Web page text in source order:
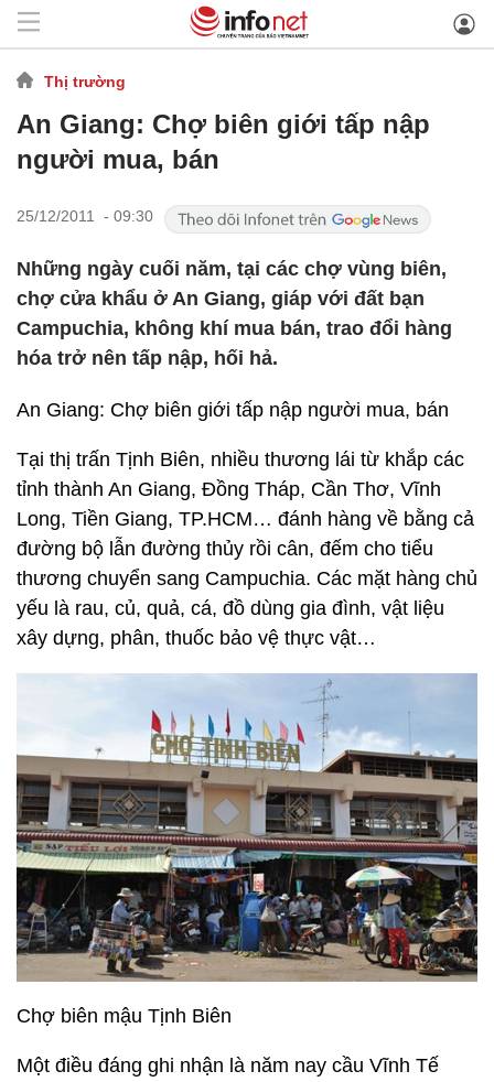
Thị trường
An Giang: Chợ biên giới tấp nập
người mua, bán
25/12/2011 - 09:30
Những ngày cuối năm, tại các chợ vùng biên,
chợ cửa khẩu ở An Giang, giáp với đất bạn
Campuchia, không khí mua bán, trao đổi hàng
hóa trở nên tấp nập, hối hả.
An Giang: Chợ biên giới tấp nập người mua, bán
Tại thị trấn Tịnh Biên, nhiều thương lái từ khắp các
tỉnh thành An Giang, Đồng Tháp, Cần Thơ, Vĩnh
Long, Tiền Giang, TP.HCM… đánh hàng về bằng cả
đường bộ lẫn đường thủy rồi cân, đếm cho tiểu
thương chuyển sang Campuchia. Các mặt hàng chủ
yếu là rau, củ, quả, cá, đồ dùng gia đình, vật liệu
xây dựng, phân, thuốc bảo vệ thực vật…
Chợ biên mậu Tịnh Biên
Một điều đáng ghi nhận là năm nay cầu Vĩnh Tế